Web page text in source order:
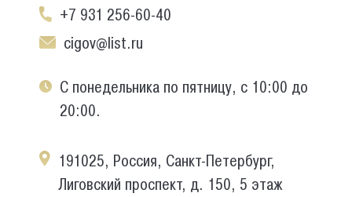
+7 931 256-60-40
cigov@list.ru
С понедельника по пятницу, с 10:00 до
20:00.
191025, Россия, Санкт-Петербург,
Лиговский проспект, д. 150, 5 этаж